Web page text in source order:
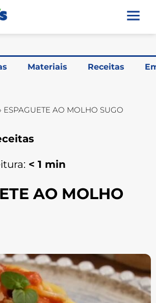
Materiais Receitas
ESPAGUETE AO MOLHO SUGO
< 1 min
AO MOLHO